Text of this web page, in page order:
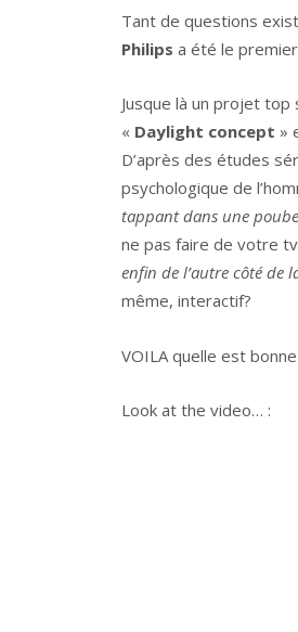
Tant de questions
Philips a été le
Jusque là un projet top
« Daylight concept »
D’après des études
psychologique de
tappant dans une
ne pas faire de votre
enfin de l’autre côté de
même, interactif?
VOILA quelle est
Look at the video… :